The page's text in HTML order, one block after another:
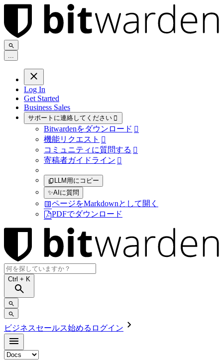
...
Log In
Get Started
Business Sales
サポートに連絡してください 
Bitwardenをダウンロード 
機能リクエスト 
コミュニティに質問する 
寄稿者ガイドライン 
LLM用にコピー
✨AIに質問
ページをMarkdownとして開く
PDFでダウンロード
Ctrl + K
ビジネスセールス始める ログイン